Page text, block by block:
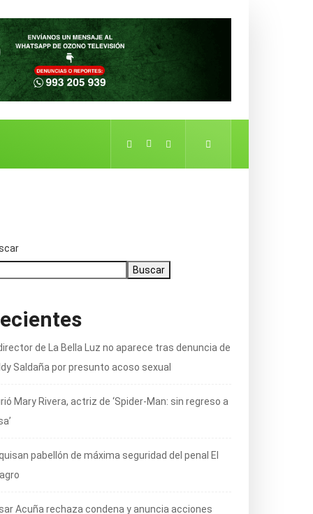
Buscar
de La Bella Luz no aparece tras denuncia de
Saldaña por presunto acoso sexual
Mary Rivera, actriz de ‘Spider-Man: sin regreso a
pabellón de máxima seguridad del penal El
Acuña rechaza condena y anuncia acciones